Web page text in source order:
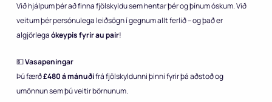
Við hjálpum þér að finna fjölskyldu sem hentar þér og þínum óskum. Við
veitum þér persónulega leiðsögn í gegnum allt ferlið – og það er
algjörlegaókeypis fyrir au pair!
💵Vasapeningar
Þú færð£480 á mánuðifrá fjölskyldunni þinni fyrir þá aðstoð og
umönnun sem þú veitir börnunum.